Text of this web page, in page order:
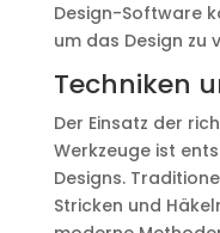
Design-Software
um das Design zu
Techniken
Der Einsatz der
Werkzeuge ist
Designs.
Stricken und